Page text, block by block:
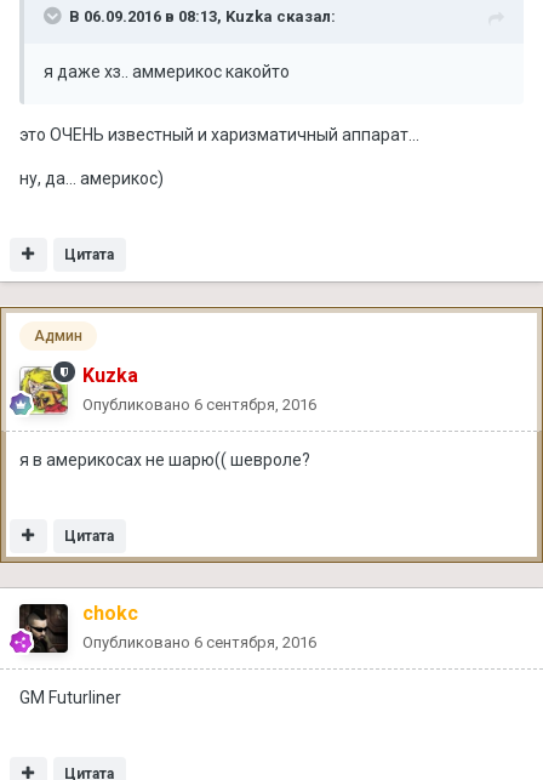
В 06.09.2016 в 08:13, Kuzka сказал:
я даже хз.. аммерикос какойто
это ОЧЕНЬ известный и харизматичный аппарат...
ну, да... америкос)
Цитата
Админ
Kuzka
Опубликовано 6 сентября, 2016
я в америкосах не шарю(( шевроле?
Цитата
chokc
Опубликовано 6 сентября, 2016
GM Futurliner
Цитата